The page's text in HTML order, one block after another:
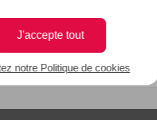
J'accepte tout
notre Politique de cookies